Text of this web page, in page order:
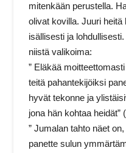
mitenkään perustella.
olivat kovilla. Juuri
isällisesti ja
niistä valikoima:
” Eläkää
teitä pahantekijöiksi
hyvät tekonne ja
jona hän kohtaa heidät”
” Jumalan tahto näet
panette sulun